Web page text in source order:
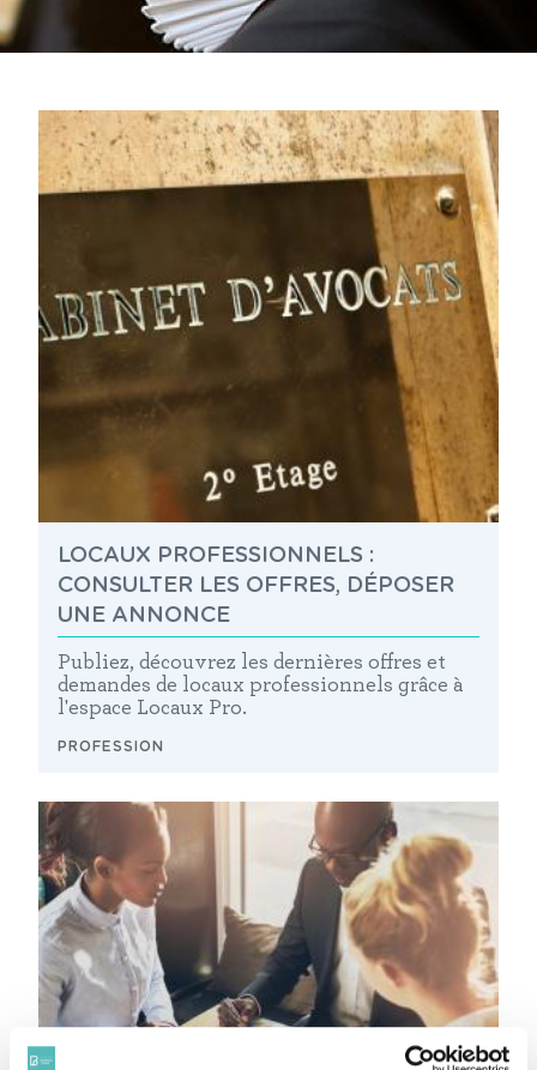
LOCAUX PROFESSIONNELS :
CONSULTER LES OFFRES, DÉPOSER
UNE ANNONCE
Publiez, découvrez les dernières offres et
demandes de locaux professionnels grâce à
l'espace Locaux Pro.
PROFESSION